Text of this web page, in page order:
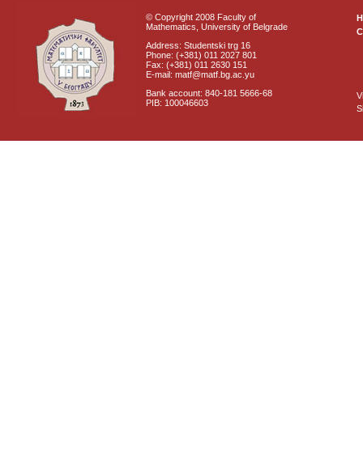
© Copyright 2008 Faculty of
Mathematics, University of Belgrade
Address: Studentski trg 16
Phone: (+381) 011 2027 801
Fax: (+381) 011 2630 151
E-mail: matf@matf.bg.ac.yu
Bank account: 840-181 5666-68
PIB: 100046603